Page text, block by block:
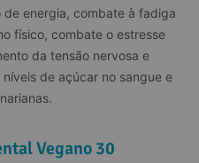
de energia, combate à fadiga
físico, combate o estresse
da tensão nervosa e
de açúcar no sangue e
Vegano 30